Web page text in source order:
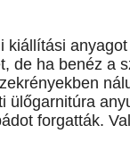
kiállítási
de ha benéz a
ülőgarnitúra
forgatták.